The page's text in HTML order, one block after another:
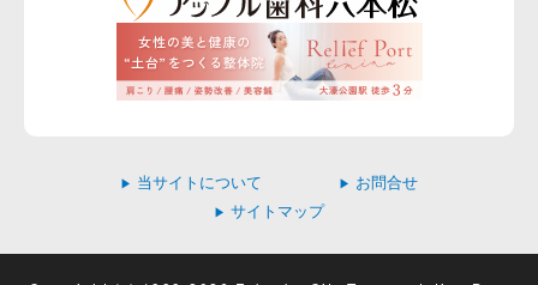
▶ 当サイトについて ▶ お問合せ
▶ サイトマップ